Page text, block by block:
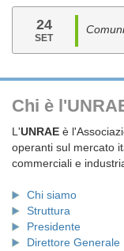
24
SET
Chi è
L'UNRAE è
operanti sul mercato
commerciali e
Chi siamo
Struttura
Presidente
Direttore Generale